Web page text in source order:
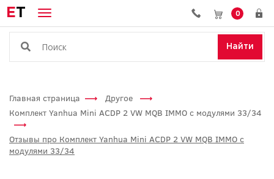
ET 0
Найти
Главная страница
Другое
Комплект Yanhua Mini ACDP 2 VW MQB IMMO с модулями 33/34
Отзывы про Комплект Yanhua Mini ACDP 2 VW MQB IMMO с
модулями 33/34